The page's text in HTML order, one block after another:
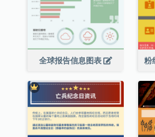
全球报告信息图表